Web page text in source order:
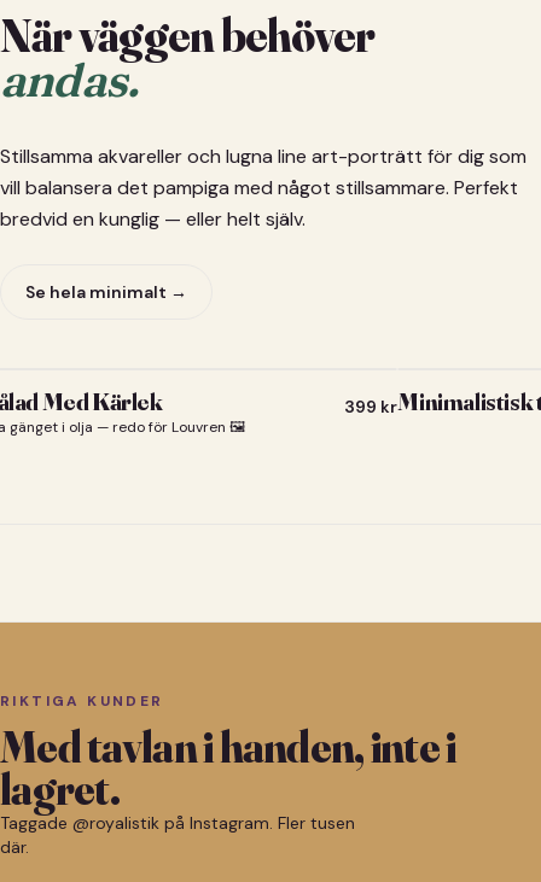
När väggen behöver
andas.
Stillsamma akvareller och lugna line art-porträtt för dig som
vill balansera det pampiga med något stillsammare. Perfekt
bredvid en kunglig — eller helt själv.
Se hela minimalt →
Med Kärlek
gänget i olja — redo för Louvren 🖼️
399 krMinimalistisk
RIKTIGA KUNDER
Med tavlan i handen, inte i
lagret.
Taggade @royalistik på Instagram. Fler tusen
där.